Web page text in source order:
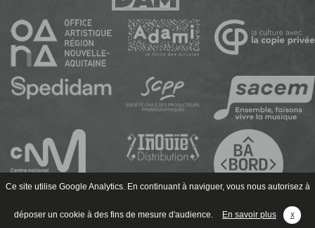
Ce site utilise Google Analytics. En continuant à naviguer, vous nous autorisez à
déposer un cookie à des fins de mesure d'audience. En savoir plus x